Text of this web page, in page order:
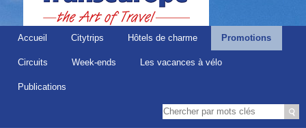
Accueil Citytrips Hôtels de charme Promotions
Circuits Week-ends Les vacances à vélo
Publications